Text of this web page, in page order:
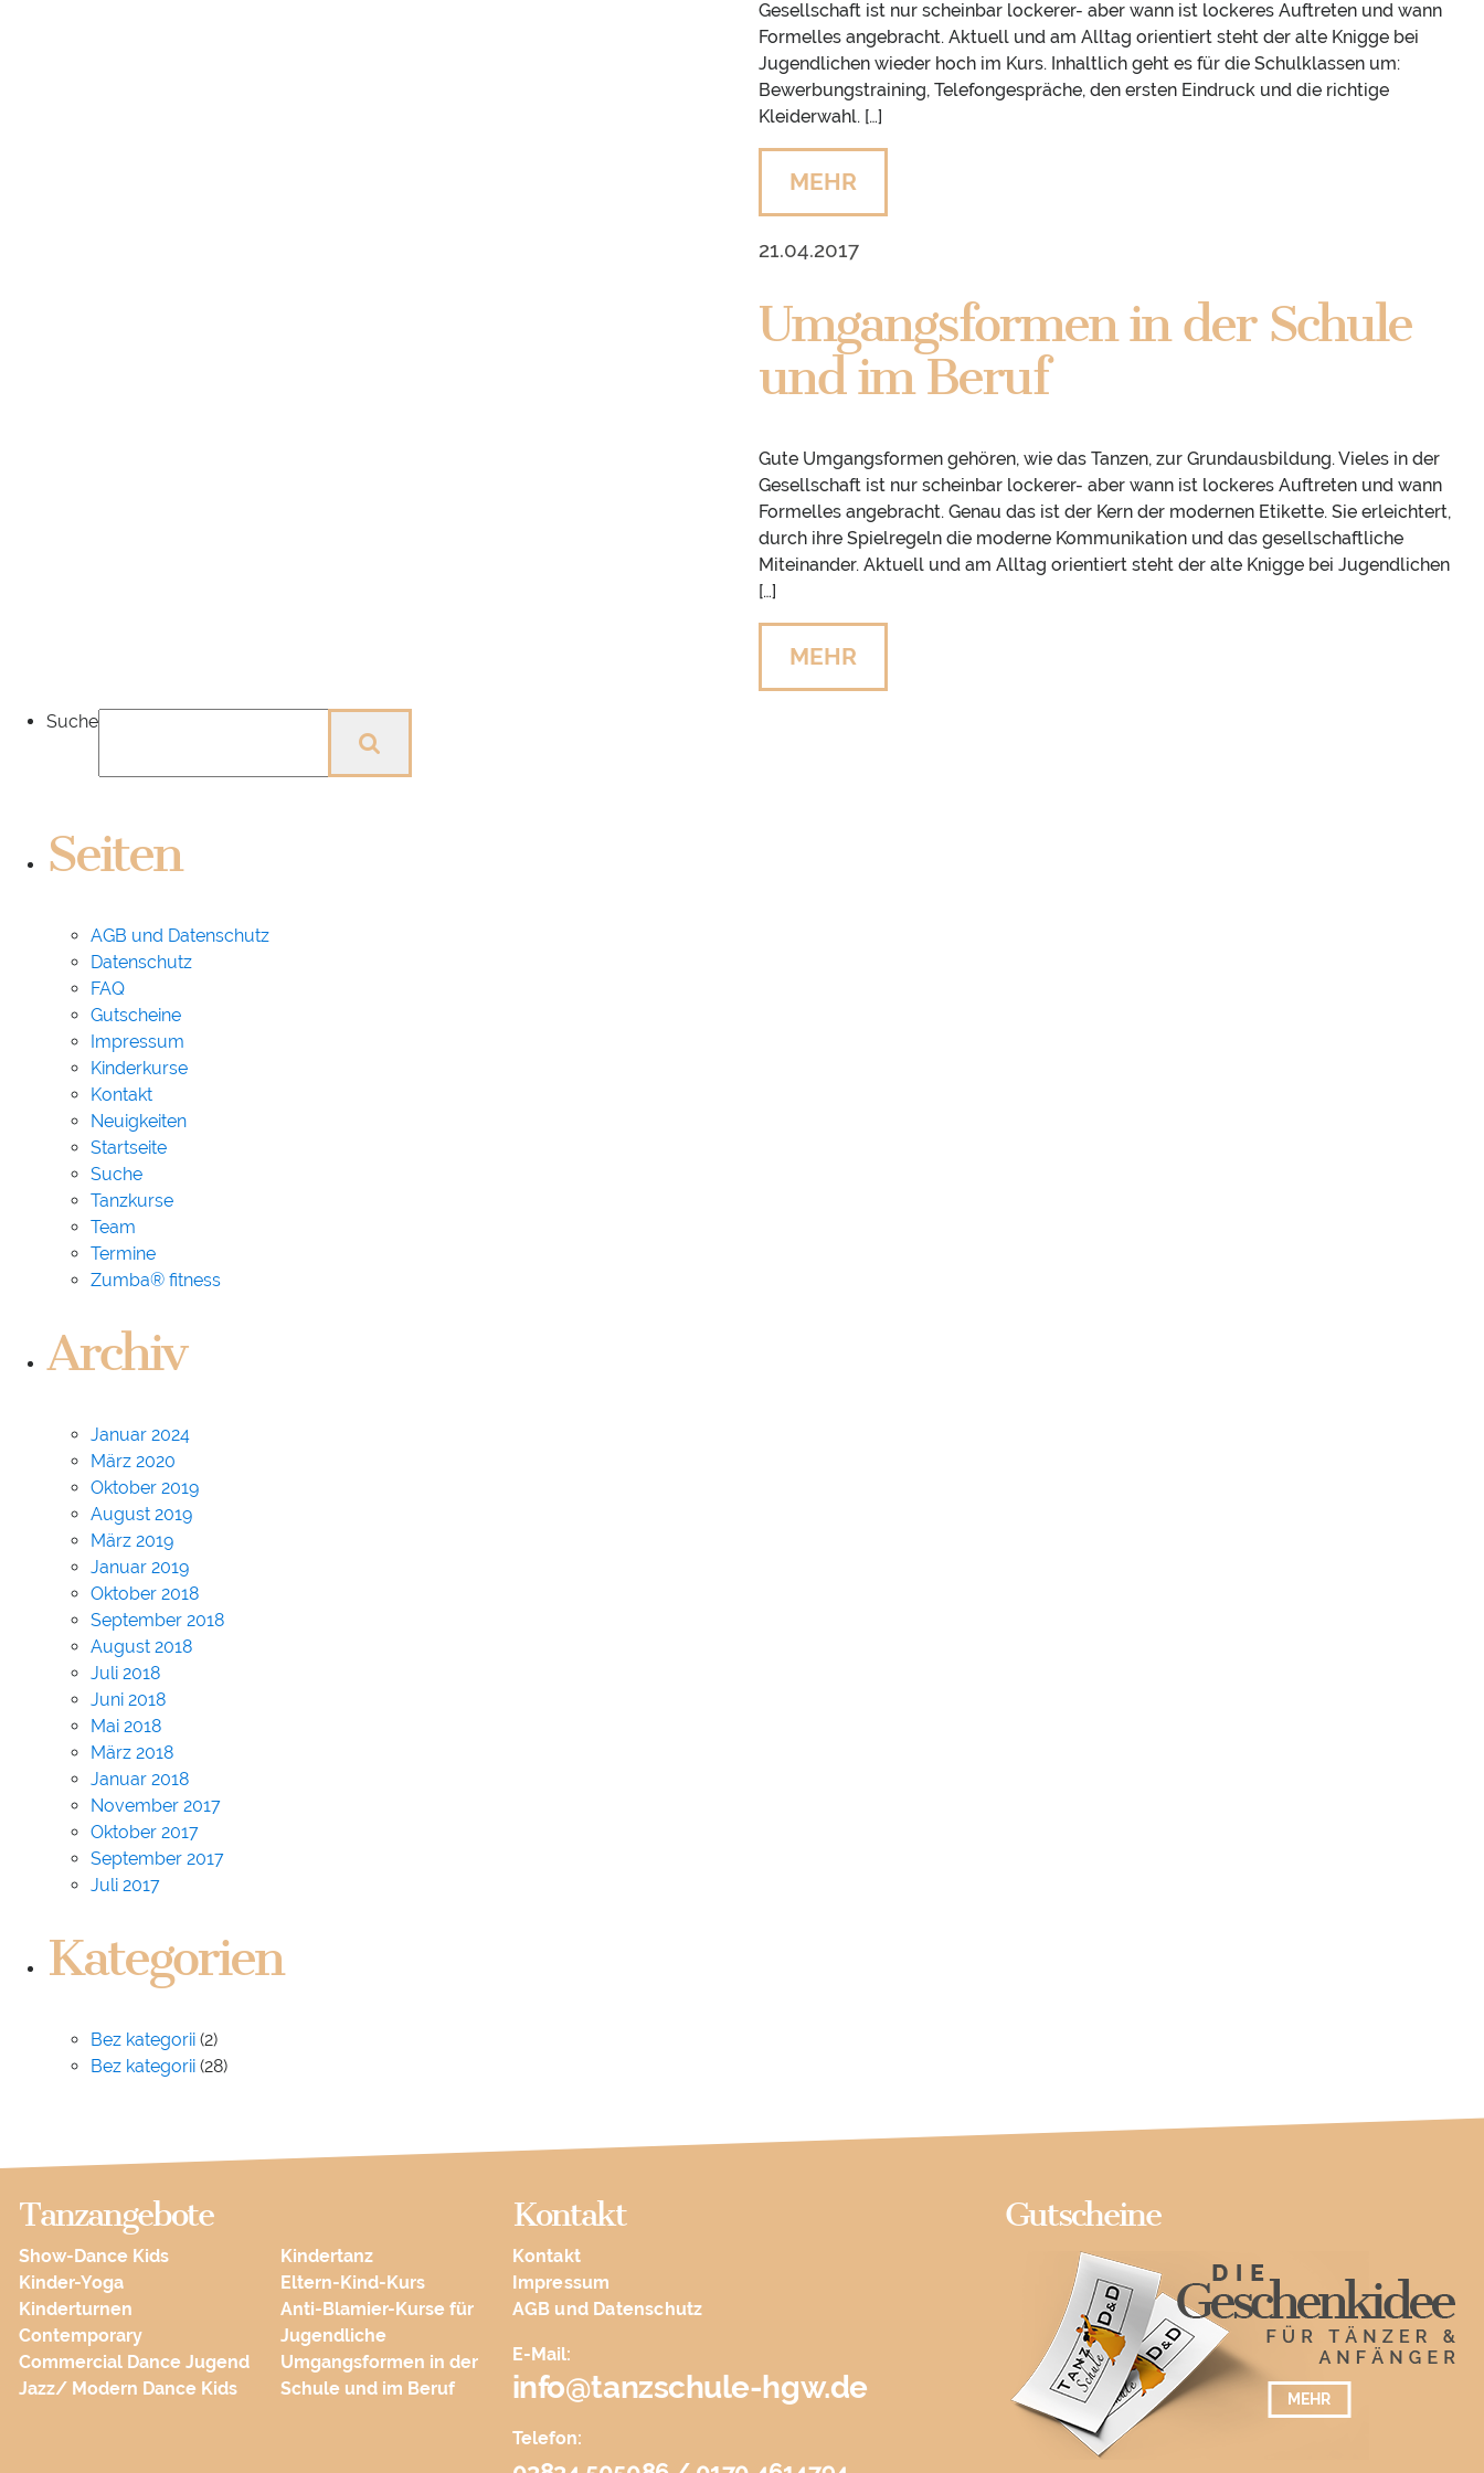
Gesellschaft ist nur scheinbar lockerer- aber wann ist lockeres Auftreten und wann
Formelles angebracht. Aktuell und am Alltag orientiert steht der alte Knigge bei
Jugendlichen wieder hoch im Kurs. Inhaltlich geht es für die Schulklassen um:
Bewerbungstraining, Telefongespräche, den ersten Eindruck und die richtige
Kleiderwahl. […]
MEHR
21.04.2017
Umgangsformen in der Schule
und im Beruf
Gute Umgangsformen gehören, wie das Tanzen, zur Grundausbildung. Vieles in der
Gesellschaft ist nur scheinbar lockerer- aber wann ist lockeres Auftreten und wann
Formelles angebracht. Genau das ist der Kern der modernen Etikette. Sie erleichtert,
durch ihre Spielregeln die moderne Kommunikation und das gesellschaftliche
Miteinander. Aktuell und am Alltag orientiert steht der alte Knigge bei Jugendlichen
[…]
MEHR
Suche
Seiten
AGB und Datenschutz
Datenschutz
FAQ
Gutscheine
Impressum
Kinderkurse
Kontakt
Neuigkeiten
Startseite
Suche
Tanzkurse
Team
Termine
Zumba® fitness
Archiv
Januar 2024
März 2020
Oktober 2019
August 2019
März 2019
Januar 2019
Oktober 2018
September 2018
August 2018
Juli 2018
Juni 2018
Mai 2018
März 2018
Januar 2018
November 2017
Oktober 2017
September 2017
Juli 2017
Kategorien
Bez kategorii (2)
Bez kategorii (28)
Tanzangebote
Show-Dance Kids
Kinder-Yoga
Kinderturnen
Contemporary
Commercial Dance Jugend
Jazz/ Modern Dance Kids
Kindertanz
Eltern-Kind-Kurs
Anti-Blamier-Kurse für
Jugendliche
Umgangsformen in der
Schule und im Beruf
Kontakt
Kontakt
Impressum
AGB und Datenschutz
E-Mail:
info@tanzschule-hgw.de
Telefon:
Gutscheine
MEHR